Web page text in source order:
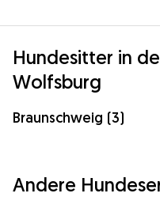
Hundesitter in
Wolfsburg
Braunschweig (3)
Andere